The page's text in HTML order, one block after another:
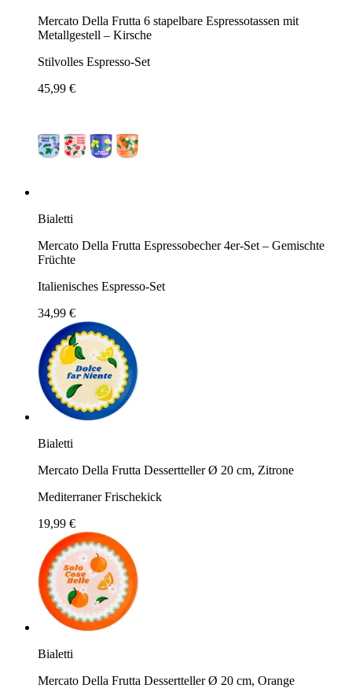
Mercato Della Frutta 6 stapelbare Espressotassen mit
Metallgestell – Kirsche
Stilvolles Espresso-Set
45,99 €
Bialetti
Mercato Della Frutta Espressobecher 4er-Set – Gemischte
Früchte
Italienisches Espresso-Set
34,99 €
Bialetti
Mercato Della Frutta Dessertteller Ø 20 cm, Zitrone
Mediterraner Frischekick
19,99 €
Bialetti
Mercato Della Frutta Dessertteller Ø 20 cm, Orange